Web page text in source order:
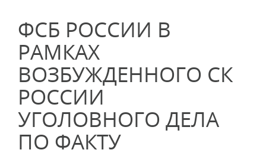
ФСБ РОССИИ В
РАМКАХ
ВОЗБУЖДЕННОГО СК
РОССИИ
УГОЛОВНОГО ДЕЛА
ПО ФАКТУ